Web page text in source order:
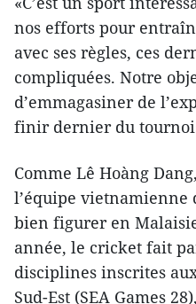
nos efforts pour
avec ses règles, ces
compliquées. Notre
d’emmagasiner de
finir dernier du
Comme Lê Hoàng
l’équipe vietnamienne
bien figurer en
année, le cricket fait
disciplines inscrites
Sud-Est (SEA Games